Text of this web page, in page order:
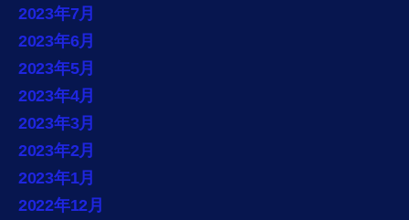
2023年7月
2023年6月
2023年5月
2023年4月
2023年3月
2023年2月
2023年1月
2022年12月